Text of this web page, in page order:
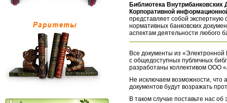
Библиотека
Корпоративной
представляет собой экспертную
нормативных банковских
аспектам деятельности любого
Все документы из «Электронной
с общедоступных публичных
разработаны коллективом ООО
Не исключаем возможности, что
документов будут возражать
В таком случае поставьте нас